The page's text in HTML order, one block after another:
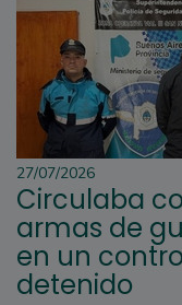
27/07/2026
Circulaba
armas de
en un
detenido